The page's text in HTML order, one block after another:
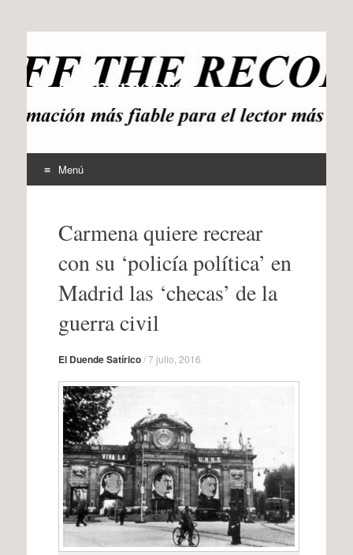
offtherecord
OTR
Menú
contenidoCarmena quiere recrear
con su ‘policía política’ en
Madrid las ‘checas’ de la
guerra civil
El Duende Satírico/7 julio, 2016